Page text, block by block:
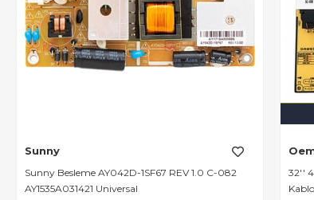
Sunny
Sunny Besleme AY042D-1SF67 REV 1.0 C-082
AY1535A031421 Universal
32''